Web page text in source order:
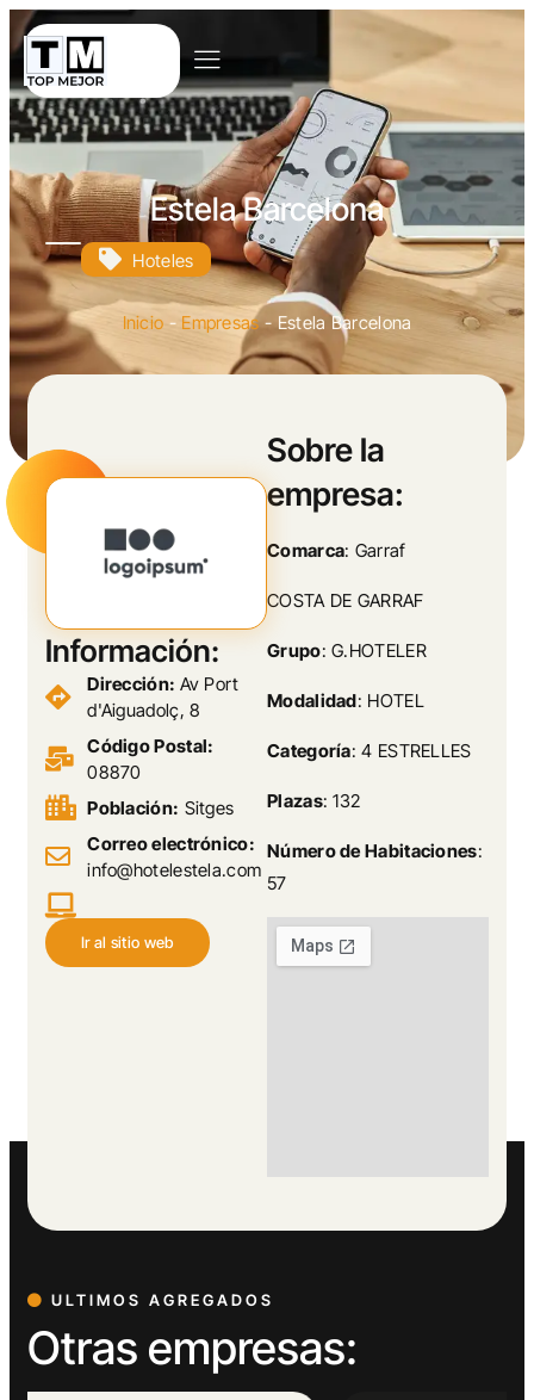
Estela Barcelona
Hoteles
Inicio -Empresas-Estela Barcelona
Sobre la
empresa:
Comarca: Garraf
COSTA DE GARRAF
Grupo: G.HOTELER
Modalidad: HOTEL
Categoría: 4 ESTRELLES
Plazas: 132
Número de Habitaciones:
57
Información:
Dirección: Av Port
d'Aiguadolç, 8
Código Postal:
08870
Población: Sitges
Correo electrónico:
info@hotelestela.com
Ir al sitio web
ULTIMOS AGREGADOS
Otras empresas: